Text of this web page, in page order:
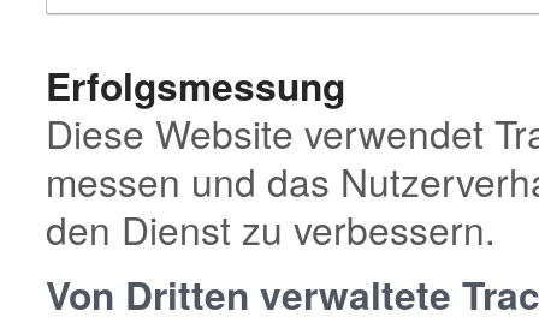
Erfolgsmessung
Diese Website verwendet
messen und das
den Dienst zu verbessern.
Von Dritten verwaltete